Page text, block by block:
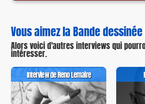
Vous aimez la Bande
Alors voici d'autres interviews qui
intéresser.
Interview de Reno Lemaire